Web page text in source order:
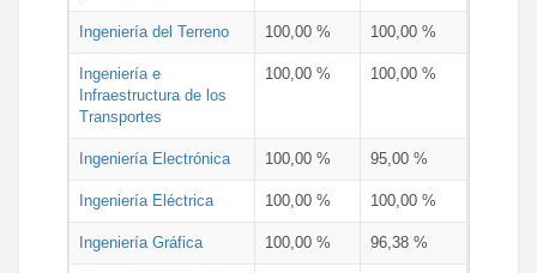
Ingeniería del Terreno 100,00 % 100,00 %
Ingeniería e
Infraestructura de los
Transportes
100,00 % 100,00 %
Ingeniería Electrónica 100,00 % 95,00 %
Ingeniería Eléctrica 100,00 % 100,00 %
Ingeniería Gráfica 100,00 % 96,38 %